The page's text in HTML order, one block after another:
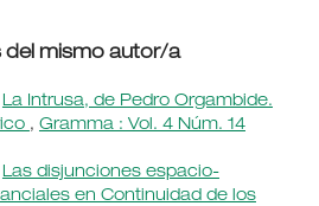
del mismo autor/a
La Intrusa, de Pedro Orgambide.
, Gramma : Vol. 4 Núm. 14
Las disjunciones espacio-
en Continuidad de los